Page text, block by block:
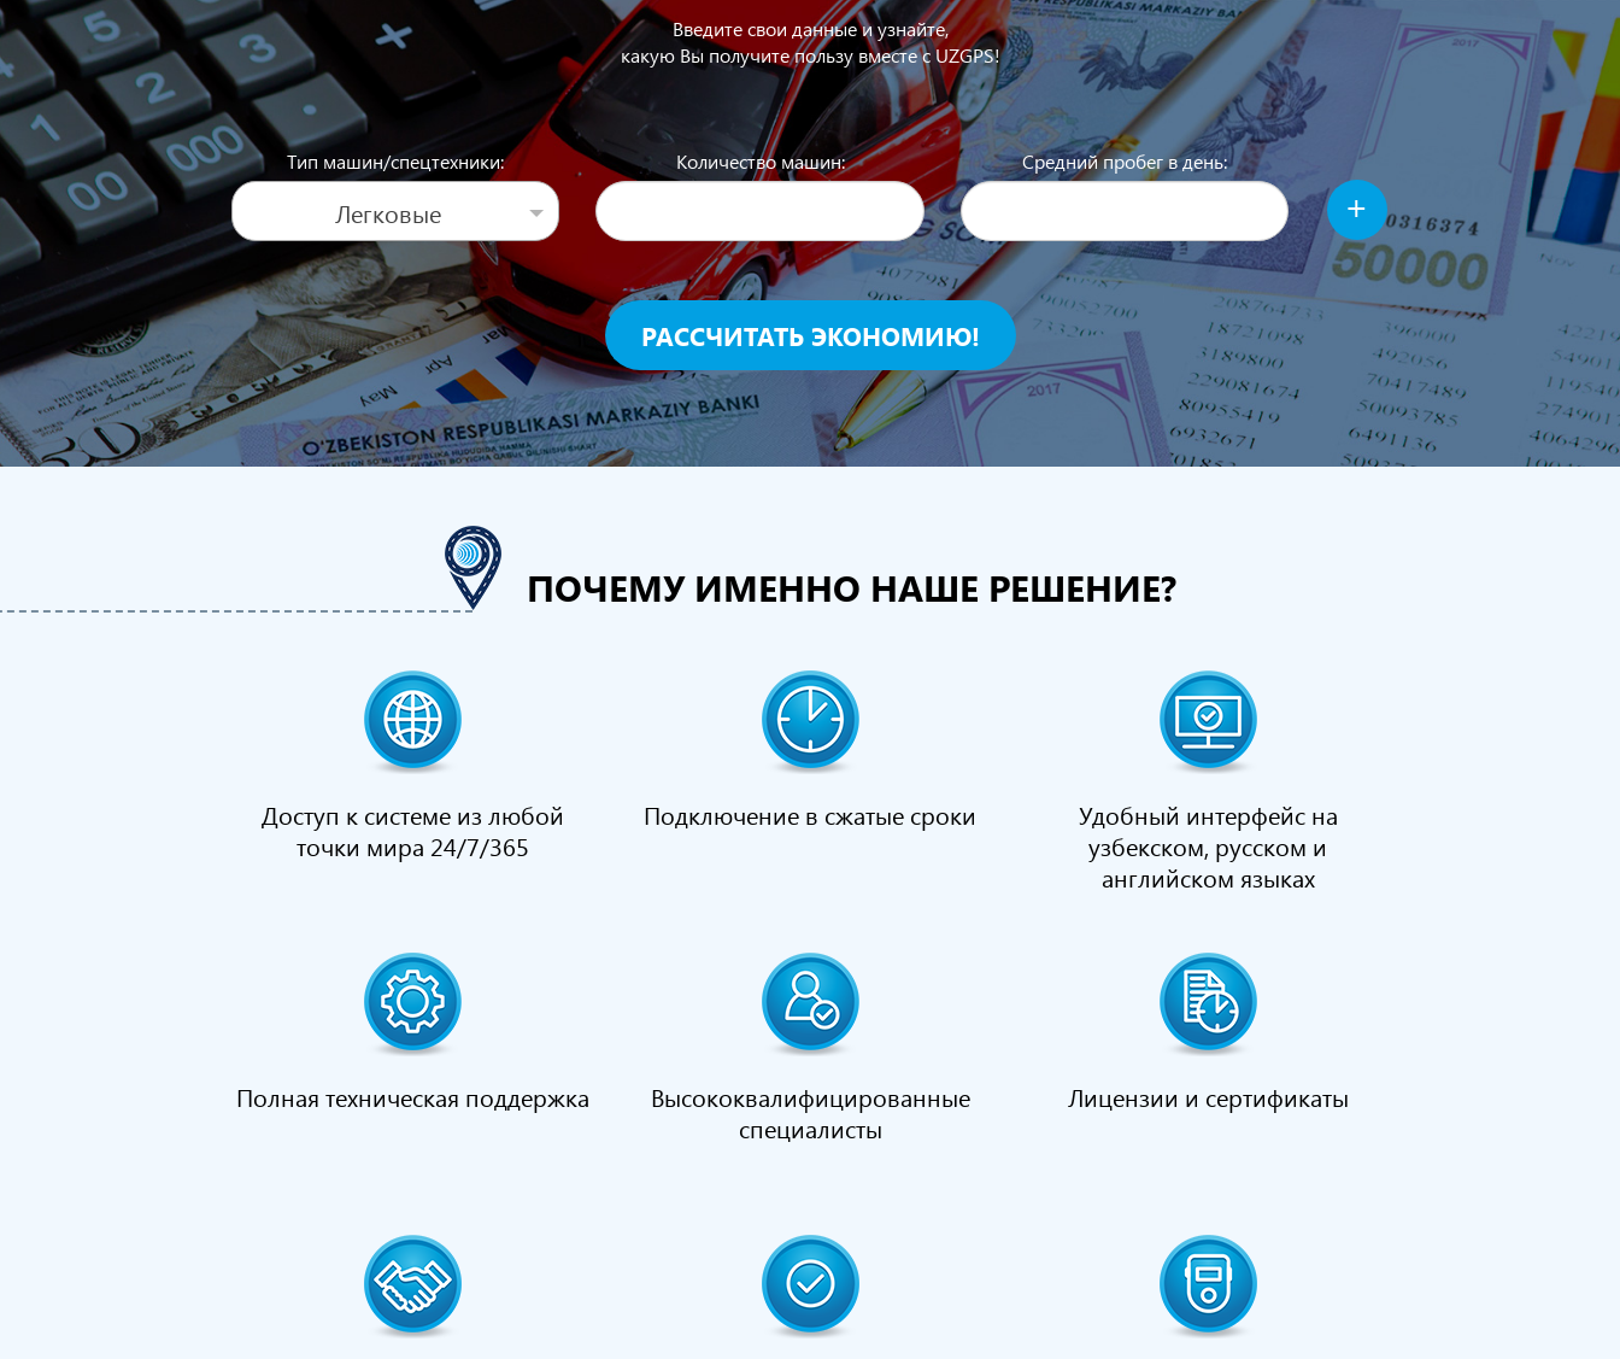
Введите свои данные и узнайте,
какую Вы получите пользу вместе с UZGPS!
Тип машин/спецтехники:
Легковые
Количество машин: Средний пробег в день:
РАССЧИТАТЬ ЭКОНОМИЮ!
ПОЧЕМУ ИМЕННО НАШЕ РЕШЕНИЕ?
Доступ к системе из любой
точки мира 24/7/365
Подключение в сжатые сроки
Удобный интерфейс на
узбекском, русском и
английском языках
Полная техническая поддержка
Высококвалифицированные
специалисты
Лицензии и сертификаты